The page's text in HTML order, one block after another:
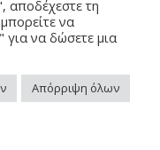
Reserved. / Powered by
αποδέχεστε τη
να
για να δώσετε μια
Απόρριψη όλων